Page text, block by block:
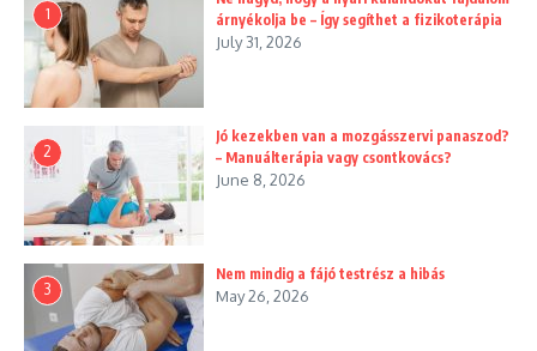
1
árnyékolja be – Így segíthet a fizikoterápia
July 31, 2026
2
Jó kezekben van a mozgásszervi panaszod?
– Manuálterápia vagy csontkovács?
June 8, 2026
3
Nem mindig a fájó testrész a hibás
May 26, 2026